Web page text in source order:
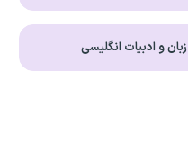
و ادبیات انگلیسی